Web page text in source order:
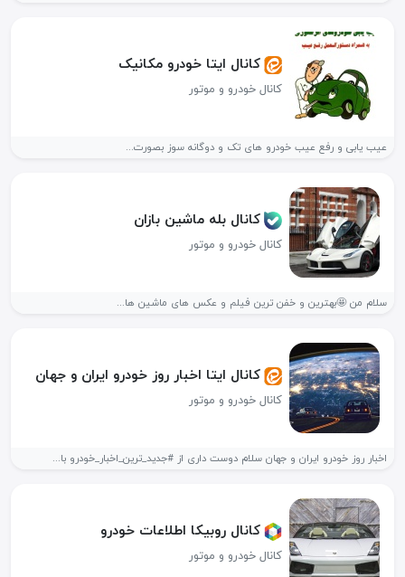
کانال ایتا خودرو مکانیک
کانال خودرو و موتور
عیب یابی و رفع عیب خودرو های تک و دوگانه سوز بصورت...
کانال بله ماشین بازان
کانال خودرو و موتور
سلام من 🤩بهترین و خفن ترین فیلم و عکس های ماشین ها...
کانال ایتا اخبار روز خودرو ایران و جهان
کانال خودرو و موتور
اخبار روز خودرو ایران و جهان سلام دوست داری از #جدید_ترین_اخبار_خودرو با...
کانال روبیکا اطلاعات خودرو
کانال خودرو و موتور